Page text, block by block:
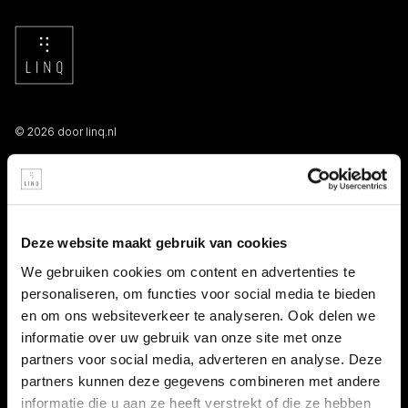
Deze website maakt gebruik van cookies
We gebruiken cookies om content en advertenties te
personaliseren, om functies voor social media te bieden
en om ons websiteverkeer te analyseren. Ook delen we
informatie over uw gebruik van onze site met onze
partners voor social media, adverteren en analyse. Deze
partners kunnen deze gegevens combineren met andere
informatie die u aan ze heeft verstrekt of die ze hebben
© 2026 door linq.nl
LINKS
Persooneelsgids uitzendkrachten
Antidiscriminatiebeleid
Klacht indienen